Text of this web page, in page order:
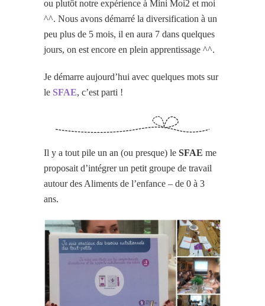
ou plutôt notre expérience à Mini Moi2 et moi
^^. Nous avons démarré la diversification à un
peu plus de 5 mois, il en aura 7 dans quelques
jours, on est encore en plein apprentissage ^^.
Je démarre aujourd’hui avec quelques mots sur
le SFAE, c’est parti !
Il y a tout pile un an (ou presque) le SFAE me
proposait d’intégrer un petit groupe de travail
autour des Aliments de l’enfance – de 0 à 3
ans.